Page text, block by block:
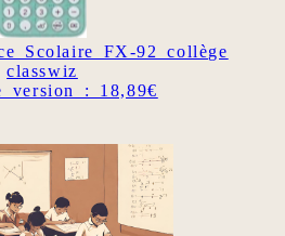
Scolaire FX-92 collège
classwiz
version : 18,89€